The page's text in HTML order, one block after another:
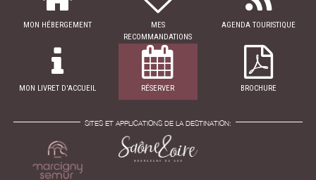
MON HÉBERGEMENT
MES
RECOMMANDATIONS
AGENDA TOURISTIQUE
MON LIVRET D'ACCUEIL RÉSERVER BROCHURE
SITES ET APPLICATIONS DE LA DESTINATION: